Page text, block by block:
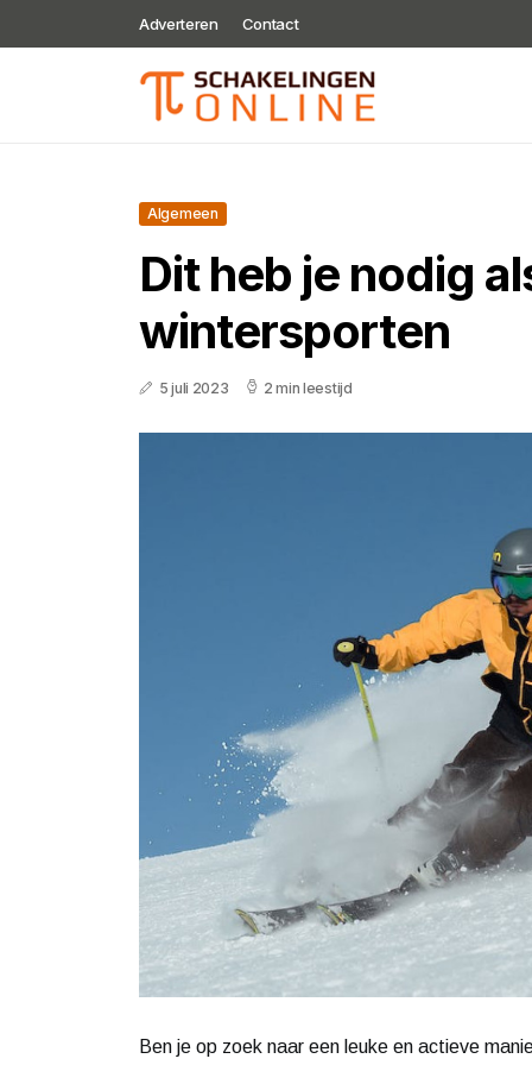
Adverteren Contact
Algemeen
Dit heb je nodig
wintersporten
5 juli 2023 2 min leestijd
Ben je op zoek naar een leuke en actieve